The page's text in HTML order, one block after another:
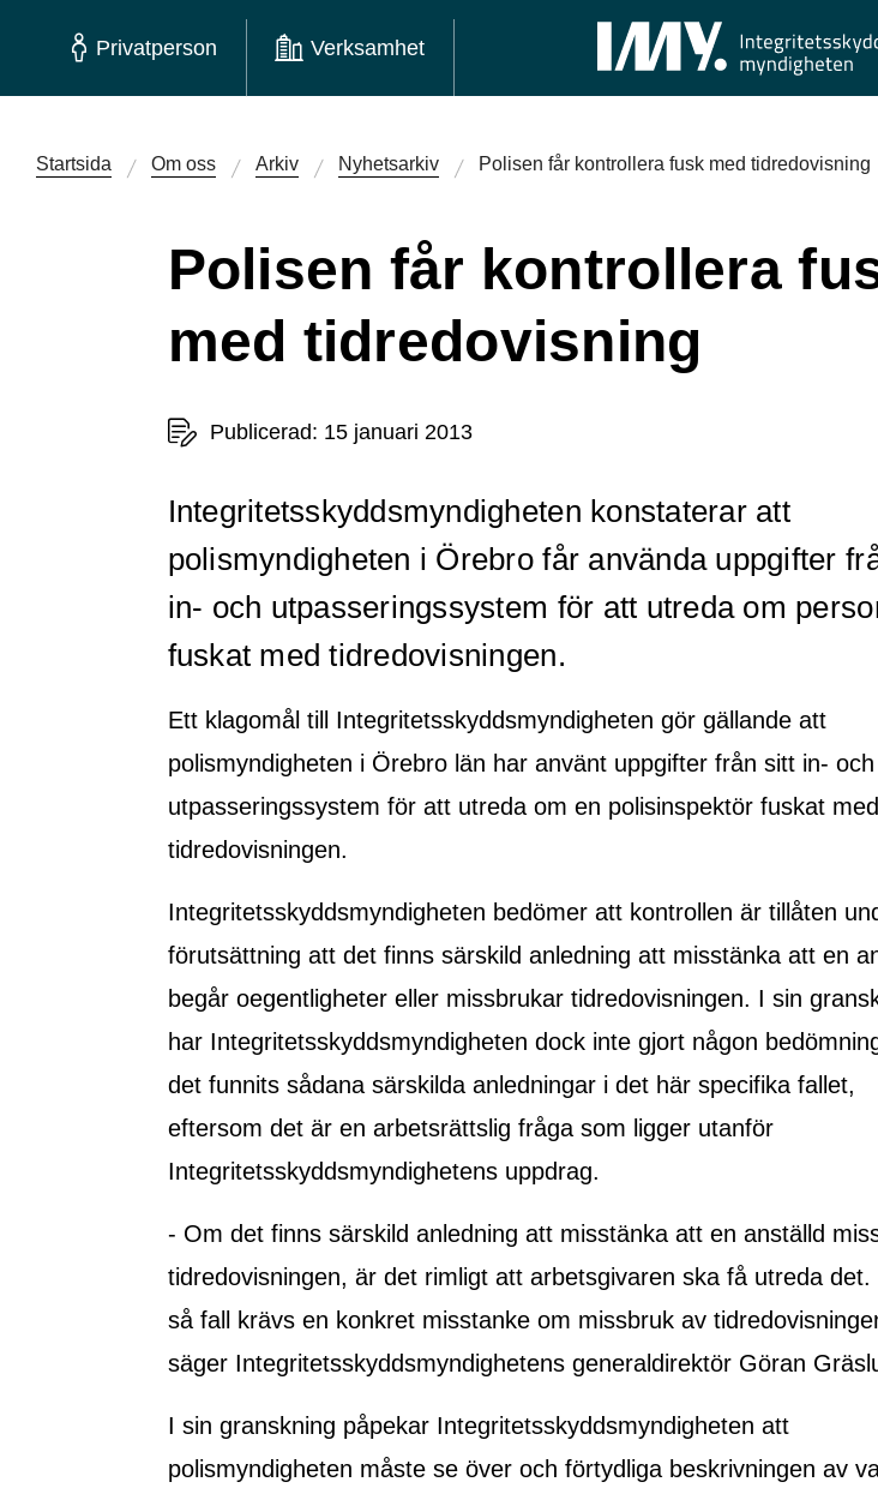
Privatperson Verksamhet
Startsida Om oss Arkiv Nyhetsarkiv Polisen får kontrollera fusk med tidredovisning
Polisen får kontrollera
med tidredovisning
Publicerad: 15 januari 2013
Integritetsskyddsmyndigheten konstaterar att
polismyndigheten i Örebro får använda uppgifter
in- och utpasseringssystem för att utreda om
fuskat med tidredovisningen.
Ett klagomål till Integritetsskyddsmyndigheten gör gällande att
polismyndigheten i Örebro län har använt uppgifter från sitt in- och
utpasseringssystem för att utreda om en polisinspektör fuskat med
tidredovisningen.
Integritetsskyddsmyndigheten bedömer att kontrollen är tillåten
förutsättning att det finns särskild anledning att misstänka att en
begår oegentligheter eller missbrukar tidredovisningen. I sin
har Integritetsskyddsmyndigheten dock inte gjort någon
det funnits sådana särskilda anledningar i det här specifika fallet,
eftersom det är en arbetsrättslig fråga som ligger utanför
Integritetsskyddsmyndighetens uppdrag.
- Om det finns särskild anledning att misstänka att en anställd
tidredovisningen, är det rimligt att arbetsgivaren ska få utreda det.
så fall krävs en konkret misstanke om missbruk av
säger Integritetsskyddsmyndighetens generaldirektör Göran
I sin granskning påpekar Integritetsskyddsmyndigheten att
polismyndigheten måste se över och förtydliga beskrivningen av